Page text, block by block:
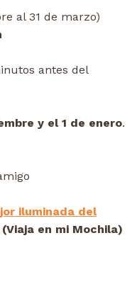
al 31 de marzo)
antes del
y el 1 de enero.
iluminada del
en mi Mochila)